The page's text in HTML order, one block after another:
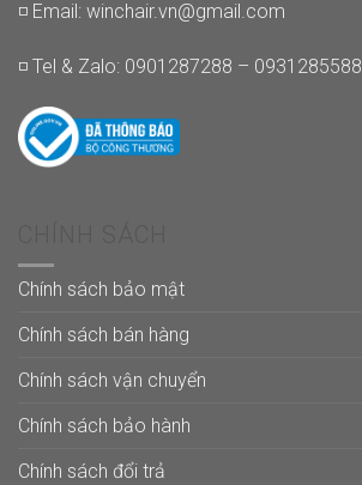
◽ Email: winchair.vn@gmail.com
◽ Tel & Zalo: 0901287288 – 0931285588
Chính sách bảo mật
Chính sách bán hàng
Chính sách vận chuyển
Chính sách bảo hành
Chính sách đổi trả